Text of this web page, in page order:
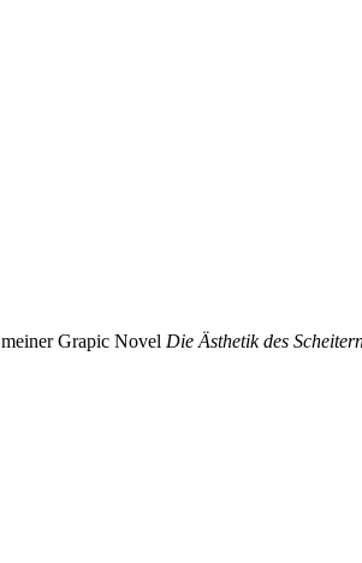
Grapic Novel Die Ästhetik des